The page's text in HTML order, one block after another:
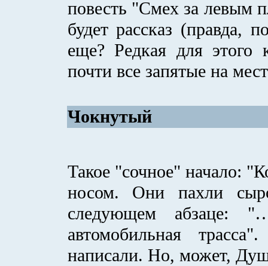
повесть "Смех за левым
будет рассказ (правда,
еще? Редкая для этого
почти все запятые на
Чокнутый
Такое "сочное" начало:
носом. Они пахли
следующем абзаце:
автомобильная
написали. Но, может,